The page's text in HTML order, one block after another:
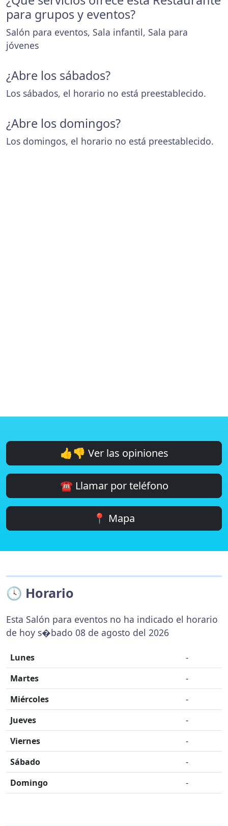
para grupos y eventos?
Salón para eventos, Sala infantil, Sala para
jóvenes
¿Abre los sábados?
Los sábados, el horario no está preestablecido.
¿Abre los domingos?
Los domingos, el horario no está preestablecido.
👍👎 Ver las opiniones
☎️ Llamar por teléfono
📍 Mapa
🕓 Horario
Esta Salón para eventos no ha indicado el horario
de hoy s�bado 08 de agosto del 2026
Lunes
-
Martes
-
Miércoles
-
Jueves
-
Viernes
-
Sábado
-
Domingo
-